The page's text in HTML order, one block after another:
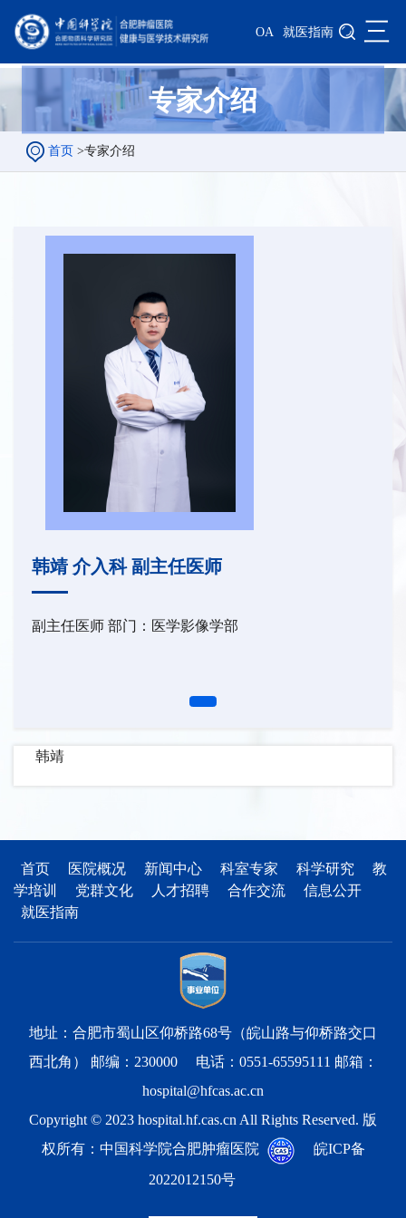
OA 就医指南 三
专家介绍
首页 >专家介绍
韩靖 介入科 副主任医师
副主任医师 部门：医学影像学部
韩靖
首页 医院概况 新闻中心 科室专家 科学研究
教
学培训
党群文化 人才招聘 合作交流
信息公开
就医指南
地址：合肥市蜀山区仰桥路68号（皖山路与仰桥路交口
西北角） 邮编：230000 电话：0551-65595111 邮箱：
hospital@hfcas.ac.cn
Copyright © 2023 hospital.hf.cas.cn All Rights Reserved. 版
权所有：中国科学院合肥肿瘤医院
皖ICP备
2022012150号